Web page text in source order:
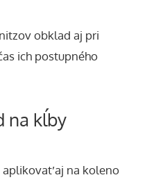
obklad aj pri
ich postupného
na kĺby
aj na koleno